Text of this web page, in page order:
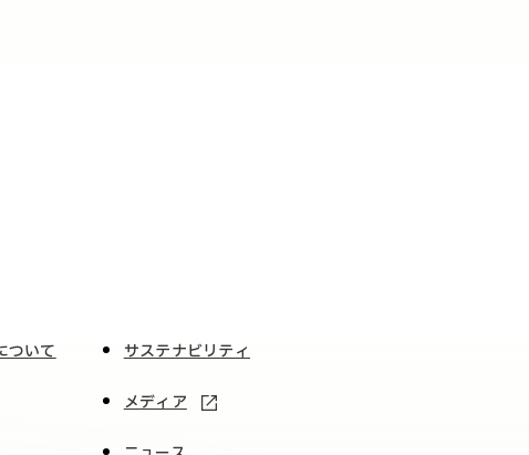
ついて サステナビリティ
メディア